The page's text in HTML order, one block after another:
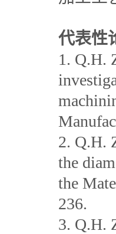
代表性
1. Q.H.
2. Q.H.
the
the
236.
3. Q.H.